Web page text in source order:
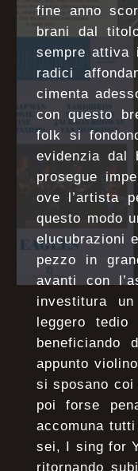
fine anno
brani dal
sempre attiva
radici
cimenta
con questo
folk si
evidenzia
prosegue
ove l’artista
questo modo
elucubrazioni
pezzo in
avanti con
investitura
leggero
beneficiando
appunto
si sposano
poi forse
accomuna
sei, I sing for
ritornando